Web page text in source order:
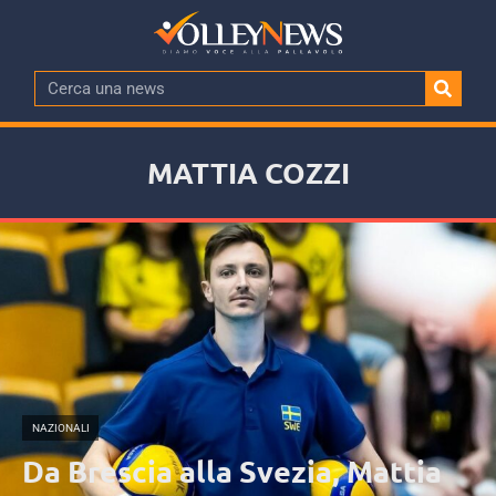
MATTIA COZZI
NAZIONALI
Da Brescia alla Svezia, Mattia